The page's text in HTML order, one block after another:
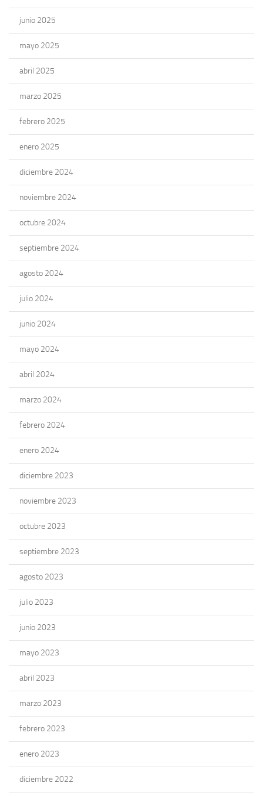
junio 2025
mayo 2025
abril 2025
marzo 2025
febrero 2025
enero 2025
diciembre 2024
noviembre 2024
octubre 2024
septiembre 2024
agosto 2024
julio 2024
junio 2024
mayo 2024
abril 2024
marzo 2024
febrero 2024
enero 2024
diciembre 2023
noviembre 2023
octubre 2023
septiembre 2023
agosto 2023
julio 2023
junio 2023
mayo 2023
abril 2023
marzo 2023
febrero 2023
enero 2023
diciembre 2022